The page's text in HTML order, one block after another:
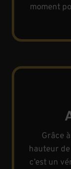
moment
Grâce
hauteur
c’est un